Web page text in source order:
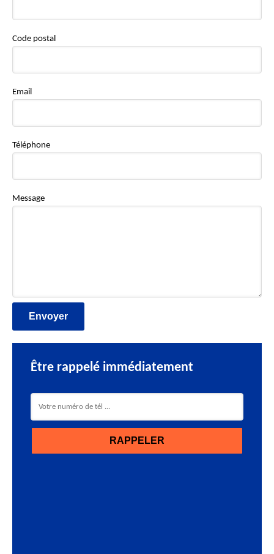
Code postal
Email
Téléphone
Message
Être rappelé immédiatement